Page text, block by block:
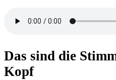
Das sind die
Kopf